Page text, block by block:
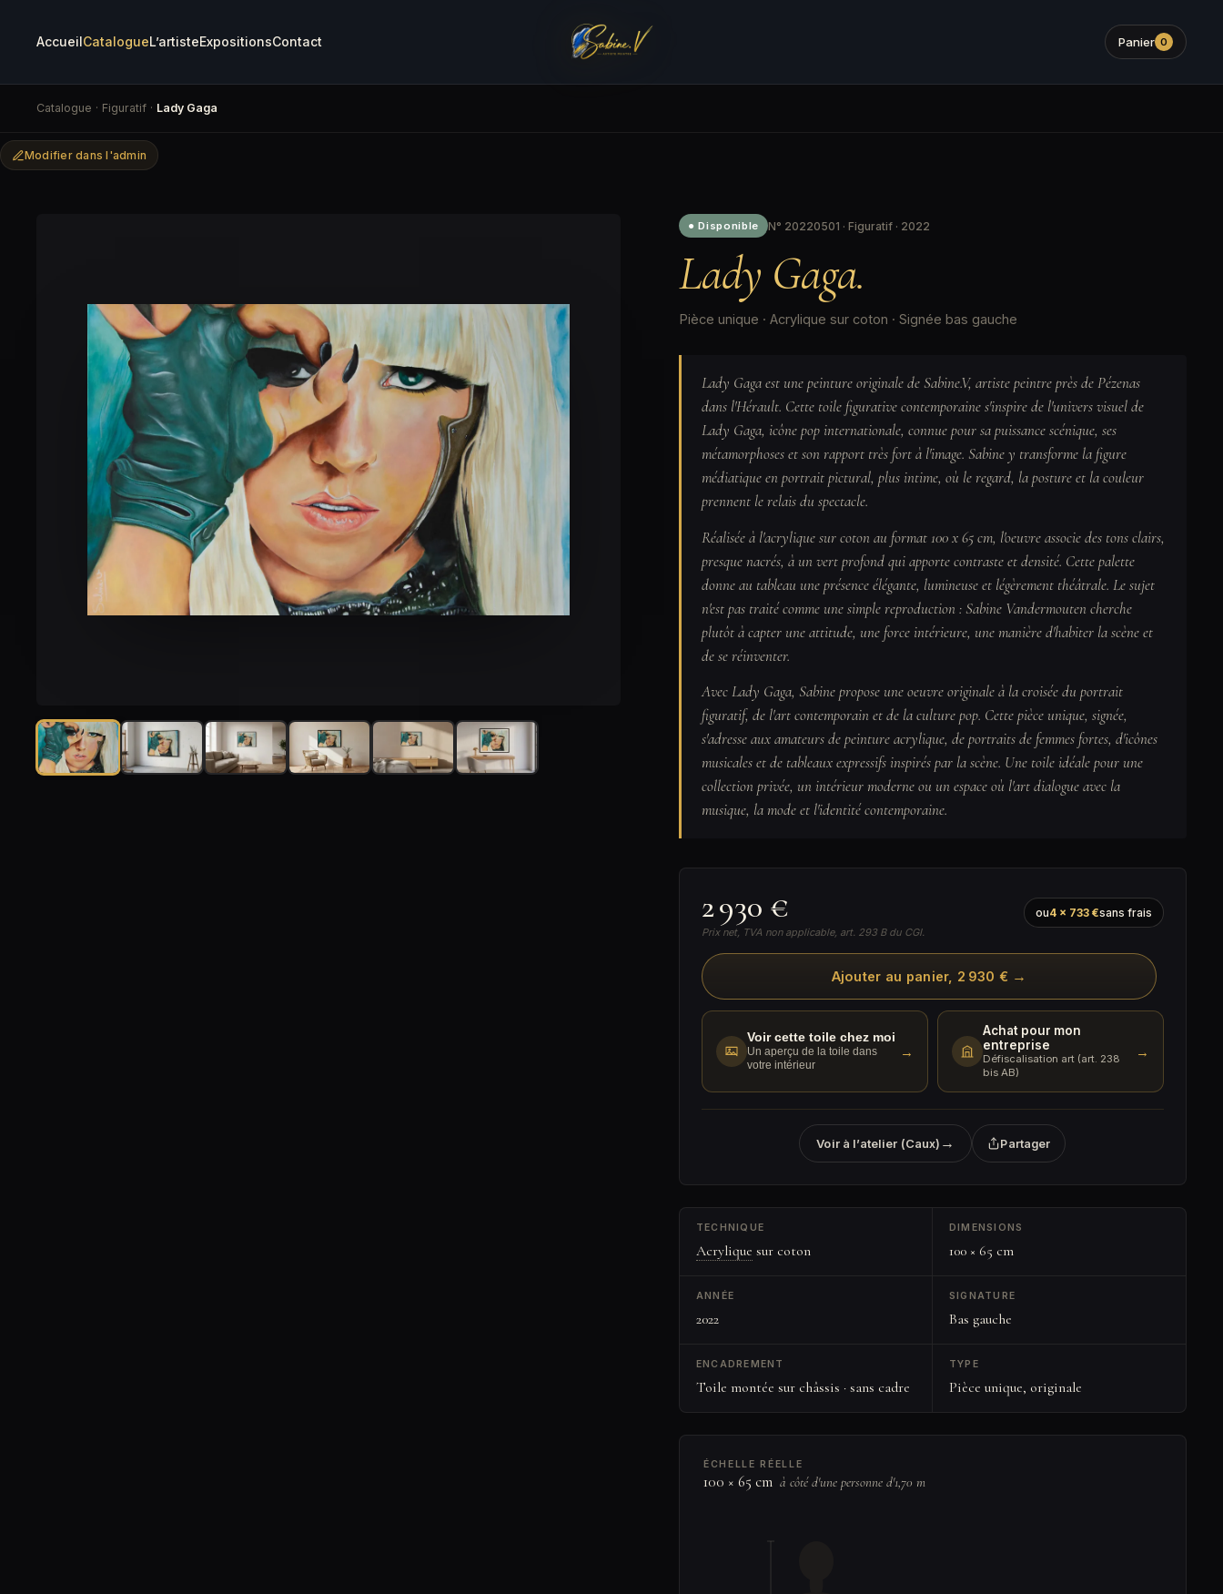
AccueilCatalogueL’artisteExpositionsContact Panier 0
Catalogue · Figuratif · Lady Gaga
Modifier dans l'admin
● Disponible N° 20220501 · Figuratif · 2022
Lady Gaga.
Pièce unique · Acrylique sur coton · Signée bas gauche
Lady Gaga est une peinture originale de Sabine.V, artiste peintre près de Pézenas
dans l'Hérault. Cette toile figurative contemporaine s'inspire de l'univers visuel de
Lady Gaga, icône pop internationale, connue pour sa puissance scénique, ses
métamorphoses et son rapport très fort à l'image. Sabine y transforme la figure
médiatique en portrait pictural, plus intime, où le regard, la posture et la couleur
prennent le relais du spectacle.
Réalisée à l'acrylique sur coton au format 100 x 65 cm, l'oeuvre associe des tons clairs,
presque nacrés, à un vert profond qui apporte contraste et densité. Cette palette
donne au tableau une présence élégante, lumineuse et légèrement théâtrale. Le sujet
n'est pas traité comme une simple reproduction : Sabine Vandermouten cherche
plutôt à capter une attitude, une force intérieure, une manière d'habiter la scène et
de se réinventer.
Avec Lady Gaga, Sabine propose une oeuvre originale à la croisée du portrait
figuratif, de l'art contemporain et de la culture pop. Cette pièce unique, signée,
s'adresse aux amateurs de peinture acrylique, de portraits de femmes fortes, d'icônes
musicales et de tableaux expressifs inspirés par la scène. Une toile idéale pour une
collection privée, un intérieur moderne ou un espace où l'art dialogue avec la
musique, la mode et l'identité contemporaine.
2 930 €
Prix net, TVA non applicable, art. 293 B du CGI.
ou4 × 733 €sans frais
Ajouter au panier, 2 930 € →
Voir cette toile chez moi
Un aperçu de la toile dans
votre intérieur
→
Achat pour mon
entreprise
Défiscalisation art (art. 238
bis AB)
→
Voir à l’atelier (Caux) → Partager
TECHNIQUE
Acrylique sur coton
DIMENSIONS
100 × 65 cm
ANNÉE
2022
SIGNATURE
Bas gauche
ENCADREMENT
Toile montée sur châssis · sans cadre
TYPE
Pièce unique, originale
ÉCHELLE RÉELLE
100 × 65 cm à côté d'une personne d'1,70 m